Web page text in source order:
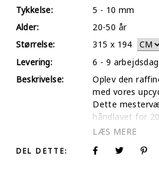
Tykkelse:
5 - 10 mm
Alder:
20-50 år
Størrelse:
315 x 194
Levering:
6 - 9
Beskrivelse:
Oplev den
med vores
Dette
håndlavet for
premium
behandler vi
DEL DETTE: